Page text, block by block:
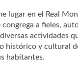
lugar en el Real
a fieles,
actividades
histórico y cultural
habitantes.